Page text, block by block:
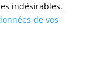
indésirables.
de vos